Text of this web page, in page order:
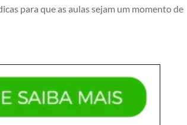
para que as aulas sejam um momento de